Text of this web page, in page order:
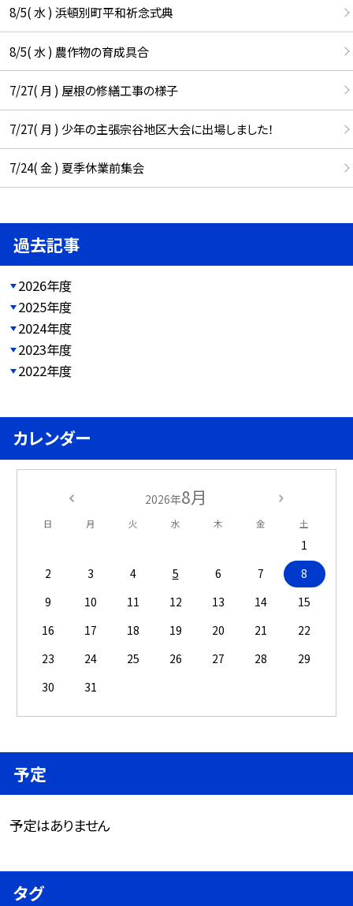
8/5( 水 ) 浜頓別町平和祈念式典
8/5( 水 ) 農作物の育成具合
7/27( 月 ) 屋根の修繕工事の様子
7/27( 月 ) 少年の主張宗谷地区大会に出場しました！
7/24( 金 ) 夏季休業前集会
過去記事
2026年度
2025年度
2024年度
2023年度
2022年度
カレンダー
2026年8月
日 月 火 水 木 金 土
1
2
3 4 5 6 7
8
9
10 11 12 13 14
15
16
17 18 19 20 21
22
23
24 25 26 27 28
29
30
31
予定
予定はありません
タグ